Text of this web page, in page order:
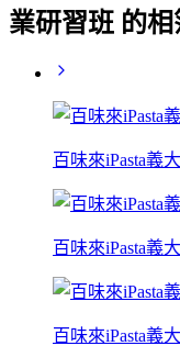
業研習班 的相
百味來iPasta義
百味來iPasta義
百味來iPasta義